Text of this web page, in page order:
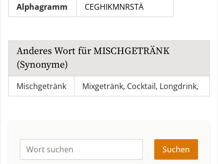
Alphagramm
CEGHIKMNRSTÄ
Anderes Wort fürMISCHGETRÄNK
(Synonyme)
Mischgetränk Mixgetränk, Cocktail, Longdrink,
Suchen